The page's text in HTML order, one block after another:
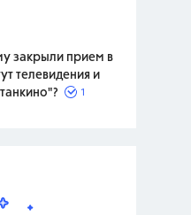
закрыли прием в
телевидения и
1